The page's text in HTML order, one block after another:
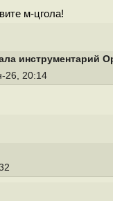
м-цгола!
инструментарий
26, 20:14